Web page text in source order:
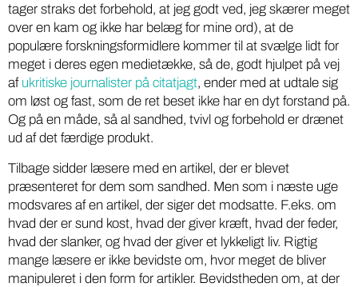
tager straks det forbehold, at jeg godt ved, jeg skærer meget
over en kam og ikke har belæg for mine ord), at de
populære forskningsformidlere kommer til at svælge lidt for
meget i deres egen medietække, så de, godt hjulpet på vej
af ukritiske journalister på citatjagt, ender med at udtale sig
om løst og fast, som de ret beset ikke har en dyt forstand på.
Og på en måde, så al sandhed, tvivl og forbehold er drænet
ud af det færdige produkt.
Tilbage sidder læsere med en artikel, der er blevet
præsenteret for dem som sandhed. Men som i næste uge
modsvares af en artikel, der siger det modsatte. F.eks. om
hvad der er sund kost, hvad der giver kræft, hvad der feder,
hvad der slanker, og hvad der giver et lykkeligt liv. Rigtig
mange læsere er ikke bevidste om, hvor meget de bliver
manipuleret i den form for artikler. Bevidstheden om, at der